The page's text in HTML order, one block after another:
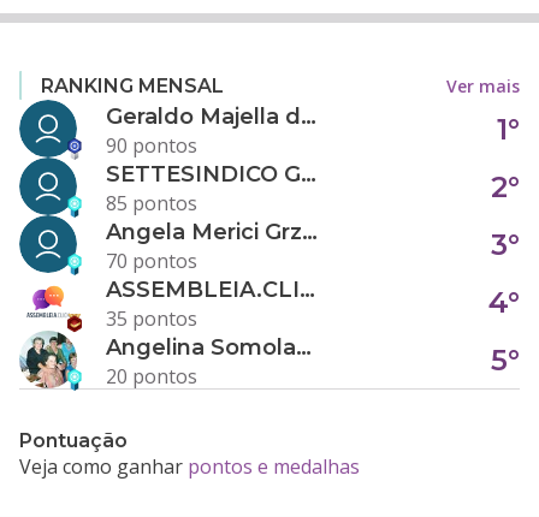
RANKING MENSAL Ver mais
Geraldo Majella da Silva
90 pontos
1°
SETTESINDICO GOVERNANÇA CONDOMINIAL
85 pontos
2°
Angela Merici Grzybowski
70 pontos
3°
ASSEMBLEIA.CLICK
35 pontos
4°
Angelina Somolanji R. Oliveira
20 pontos
5°
Pontuação
Veja como ganhar pontos e medalhas